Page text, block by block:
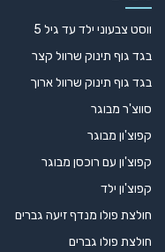
ווסט צבעוני ילד עד גיל 5
בגד גוף תינוק שרוול קצר
בגד גוף תינוק שרוול ארוך
סווצ'ר מבוגר
קפוצ'ון מבוגר
קפוצ'ון עם רוכסן מבוגר
קפוצ'ון ילד
חולצת פולו מנדף זיעה גברים
חולצת פולו גברים